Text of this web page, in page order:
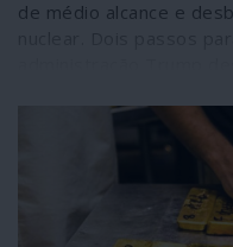
de médio alcance e
Ocasião escolhida
transformarem as
administração norte-
corresponsabilizando-
tragédia que se